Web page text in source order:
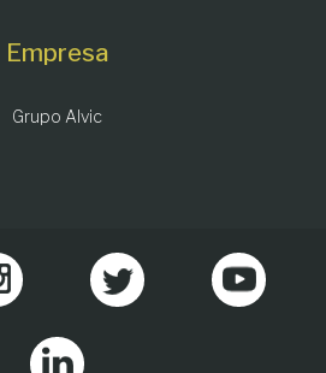
Empresa
Grupo Alvic